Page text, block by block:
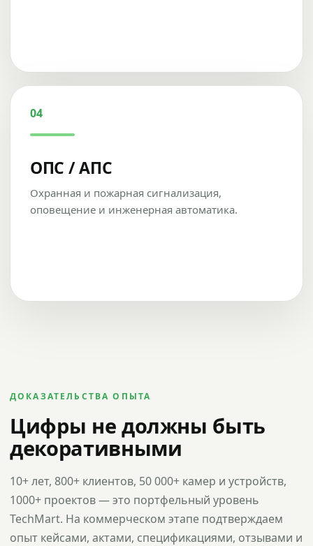
04
ОПС / АПС
Охранная и пожарная сигнализация,
оповещение и инженерная автоматика.
ДОКАЗАТЕЛЬСТВА ОПЫТА
Цифры не должны быть
декоративными
10+ лет, 800+ клиентов, 50 000+ камер и устройств,
1000+ проектов — это портфельный уровень
TechMart. На коммерческом этапе подтверждаем
опыт кейсами, актами, спецификациями, отзывами и